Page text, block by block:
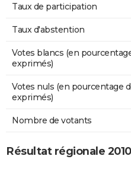
Taux de participation
Taux d'abstention
Votes blancs (en
exprimés)
Votes nuls (en pourcentage
exprimés)
Nombre de votants
Résultat régionale